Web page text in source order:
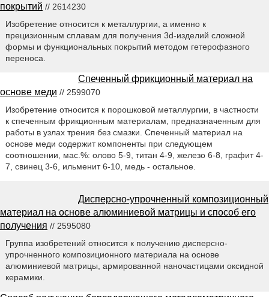
покрытий // 2614230
Изобретение относится к металлургии, а именно к
прецизионным сплавам для получения 3d-изделий сложной
формы и функциональных покрытий методом гетерофазного
переноса.
Спеченный фрикционный материал на
основе меди // 2599070
Изобретение относится к порошковой металлургии, в частности
к спеченным фрикционным материалам, предназначенным для
работы в узлах трения без смазки. Спеченный материал на
основе меди содержит компоненты при следующем
соотношении, мас.%: олово 5-9, титан 4-9, железо 6-8, графит 4-
7, свинец 3-6, ильменит 6-10, медь - остальное.
Дисперсно-упрочненный композиционный
материал на основе алюминиевой матрицы и способ его
получения // 2595080
Группа изобретений относится к получению дисперсно-
упрочненного композиционного материала на основе
алюминиевой матрицы, армированной наночастицами оксидной
керамики.